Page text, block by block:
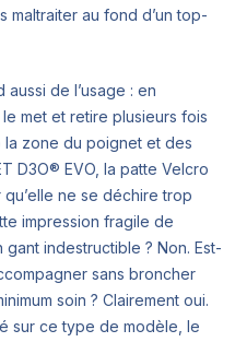
au fond d’un top-
de l’usage : en
met et retire plusieurs fois
zone du poignet et des
D3O® EVO, la patte Velcro
ne se déchire trop
impression fragile de
indestructible ? Non. Est-
sans broncher
soin ? Clairement oui.
sur ce type de modèle, le